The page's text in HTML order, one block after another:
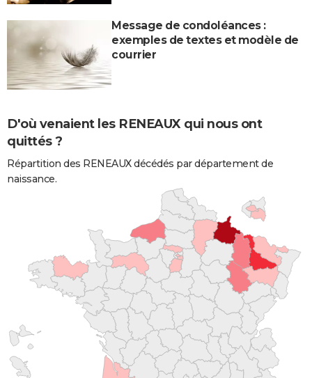
Message de condoléances :
exemples de textes et modèle de
courrier
D'où venaient les RENEAUX qui nous ont
quittés ?
Répartition des RENEAUX décédés par département de
naissance.